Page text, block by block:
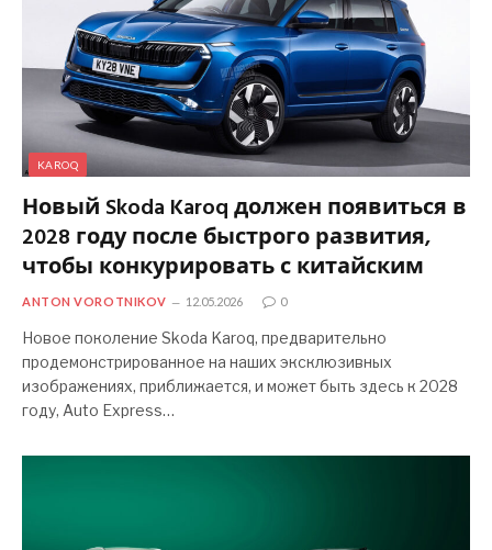
KAROQ
Новый Skoda Karoq должен появиться в
2028 году после быстрого развития,
чтобы конкурировать с китайским
ANTON VOROTNIKOV 12.05.2026 0
Новое поколение Skoda Karoq, предварительно
продемонстрированное на наших эксклюзивных
изображениях, приближается, и может быть здесь к 2028
году, Auto Express…